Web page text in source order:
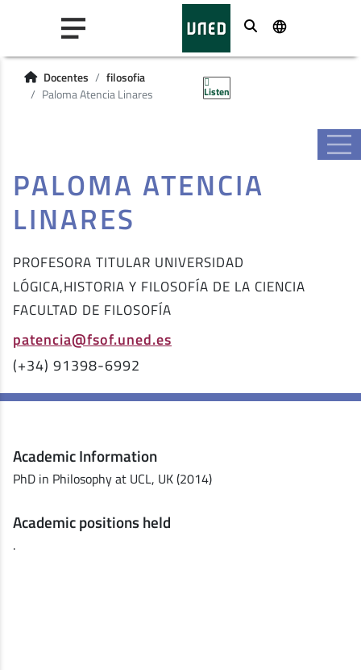
Buscar
Docentes
filosofia
Paloma Atencia Linares
Listen
PALOMA ATENCIA
LINARES
PROFESORA TITULAR UNIVERSIDAD
LÓGICA,HISTORIA Y FILOSOFÍA DE LA CIENCIA
FACULTAD DE FILOSOFÍA
patencia@fsof.uned.es
(+34) 91398-6992
Academic Information
PhD in Philosophy at UCL, UK (2014)
Academic positions held
.